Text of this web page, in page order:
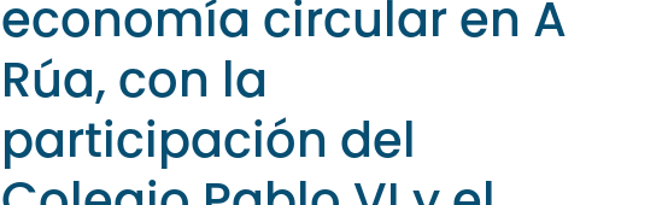
economía circular en A
Rúa, con la
participación del